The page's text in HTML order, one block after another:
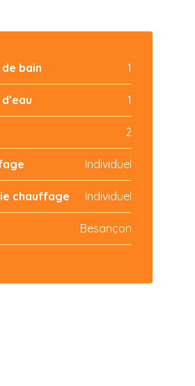
bain 1
1
2
Individuel
chauffage Individuel
Besançon